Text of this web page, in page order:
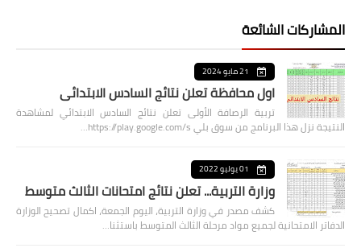
المشاركات الشائعة
21 مايو 2024
اول محافظة تعلن نتائج السادس الابتدائي
تربية الرصافة الأولى تعلن نتائج السادس الابتدائي لمشاهدة
النتيجة نزل هذا البرنامج من سوق بلي https://play.google.com/s…
01 يوليو 2022
وزارة التربية... تعلن نتائج امتحانات الثالث متوسط
كشف مصدر في وزارة التربية، اليوم الجمعة، اكمال تصحيح الوزارة
الدفاتر الامتحانية لجميع مواد مرحلة الثالث المتوسط باستثنا…